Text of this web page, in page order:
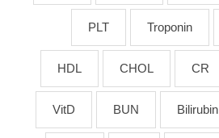
Troponin
PLT
CR
CHOL
HDL
Bilirubin
BUN
VitD